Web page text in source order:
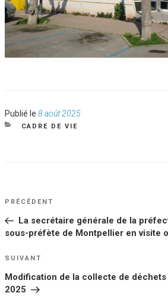
Publié le Publié
le
8 août 2025
CATÉGORIES
CADRE DE VIE
NAVIGATION
DE
L’ARTICLE
Article
PRÉCÉDENT
La secrétaire générale de la
sous-préfète de Montpellier en visite
Article
SUIVANT
Modification de la collecte de
2025